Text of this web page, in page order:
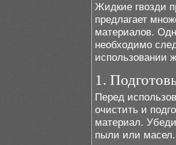
Жидкие гвозди
предлагает
материалов.
необходимо
использовании
1.
Перед
очистить и
материал.
пыли или масел.